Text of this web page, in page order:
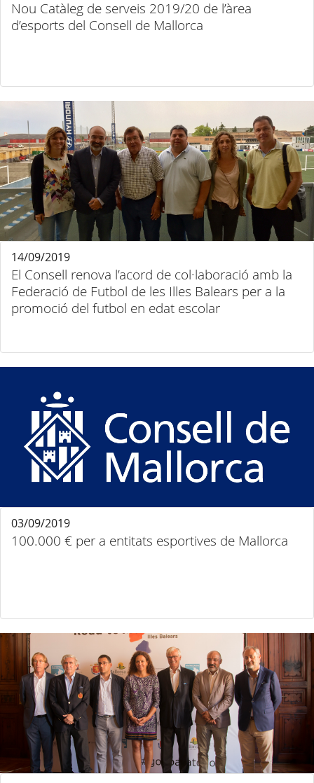
Nou Catàleg de serveis 2019/20 de l’àrea
d’esports del Consell de Mallorca
El Consell renova l’acord de col·laboració amb la
Federació de Futbol de les Illes Balears per a la
promoció del futbol en edat escolar
14/09/2019
100.000 € per a entitats esportives de Mallorca
03/09/2019